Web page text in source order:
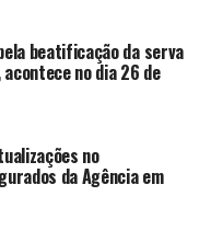
beatificação da serva
acontece no dia 26 de
no
da Agência em